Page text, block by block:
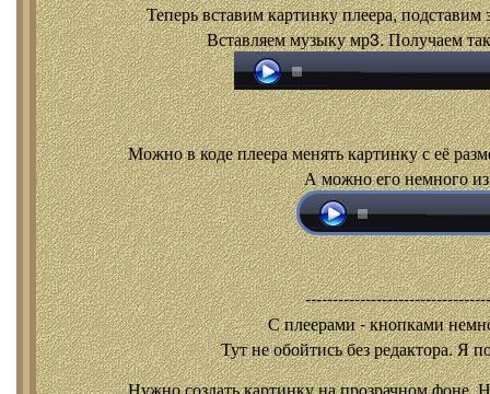
Теперь вставим картинку плеера, подставим
Вставляем музыку мр3. Получаем
Можно в коде плеера менять картинку с её
А можно его немного
С плеерами - кнопками
Тут не обойтись без редактора. Я